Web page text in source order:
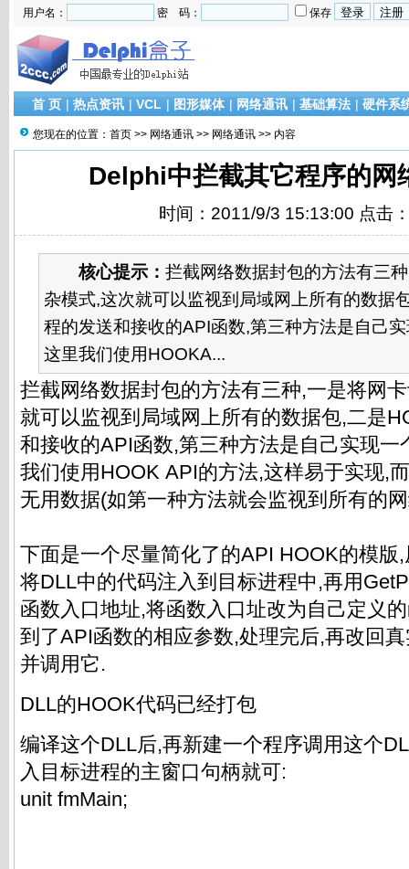
用户名： 密 码： 保存
首 页 | 热点资讯 | VCL | 图形媒体 | 网络通讯 | 基础算法 | 硬件系
您现在的位置： 首页 >> 网络通讯 >> 网络通讯 >> 内容
Delphi中拦截其它程序的网
时间：2011/9/3 15:13:00 点击
核心提示： 拦截网络数据封包的方法有三
杂模式,这次就可以监视到局域网上所有的数据
程的发送和接收的API函数,第三种方法是自己
这里我们使用HOOKA...
拦截网络数据封包的方法有三种,一是将网
就可以监视到局域网上所有的数据包,二是
和接收的API函数,第三种方法是自己实现一
我们使用HOOK API的方法,这样易于实现,
无用数据(如第一种方法就会监视到所有的
下面是一个尽量简化了的API HOOK的模版
将DLL中的代码注入到目标进程中,再用
函数入口地址,将函数入口址改为自己定义
到了API函数的相应参数,处理完后,再改回
并调用它.
DLL的HOOK代码已经打包
编译这个DLL后,再新建一个程序调用这个
入目标进程的主窗口句柄就可:
unit fmMain;